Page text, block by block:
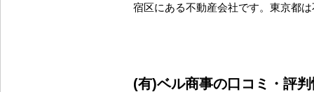
宿区にある不動産会社です。東京都
(有)ベル商事の口コミ・評